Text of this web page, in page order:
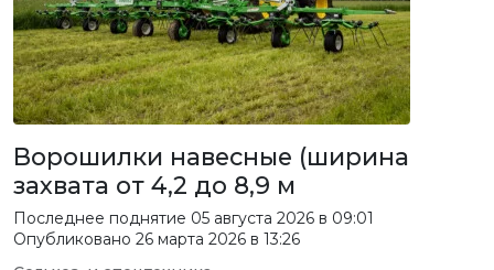
Ворошилки навесные (ширина
захвата от 4,2 до 8,9 м
Последнее поднятие 05 августа 2026 в 09:01
Опубликовано 26 марта 2026 в 13:26